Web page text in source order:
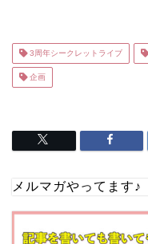
3周年シークレットライブ
企画
メルマガやってます♪